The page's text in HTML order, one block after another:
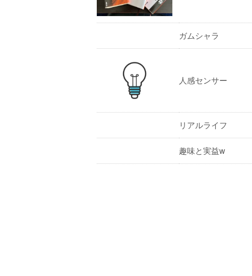
ガムシャラ
人感センサー
リアルライフ
趣味と実益w